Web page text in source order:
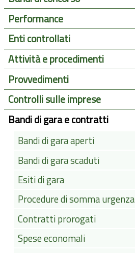
Performance
Enti controllati
Attività e procedimenti
Provvedimenti
Controlli sulle imprese
Bandi di gara e contratti
Bandi di gara aperti
Bandi di gara scaduti
Esiti di gara
Procedure di somma urgenza
Contratti prorogati
Spese economali